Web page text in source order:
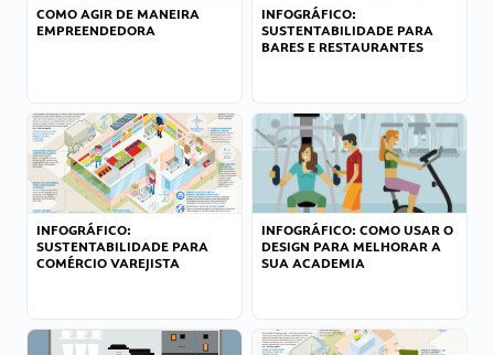
COMO AGIR DE MANEIRA
EMPREENDEDORA
INFOGRÁFICO:
SUSTENTABILIDADE PARA
BARES E RESTAURANTES
INFOGRÁFICO:
SUSTENTABILIDADE PARA
COMÉRCIO VAREJISTA
INFOGRÁFICO: COMO USAR O
DESIGN PARA MELHORAR A
SUA ACADEMIA